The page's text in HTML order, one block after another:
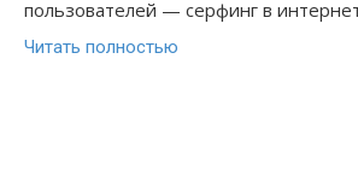
пользователей — серфинг в
Читать полностью